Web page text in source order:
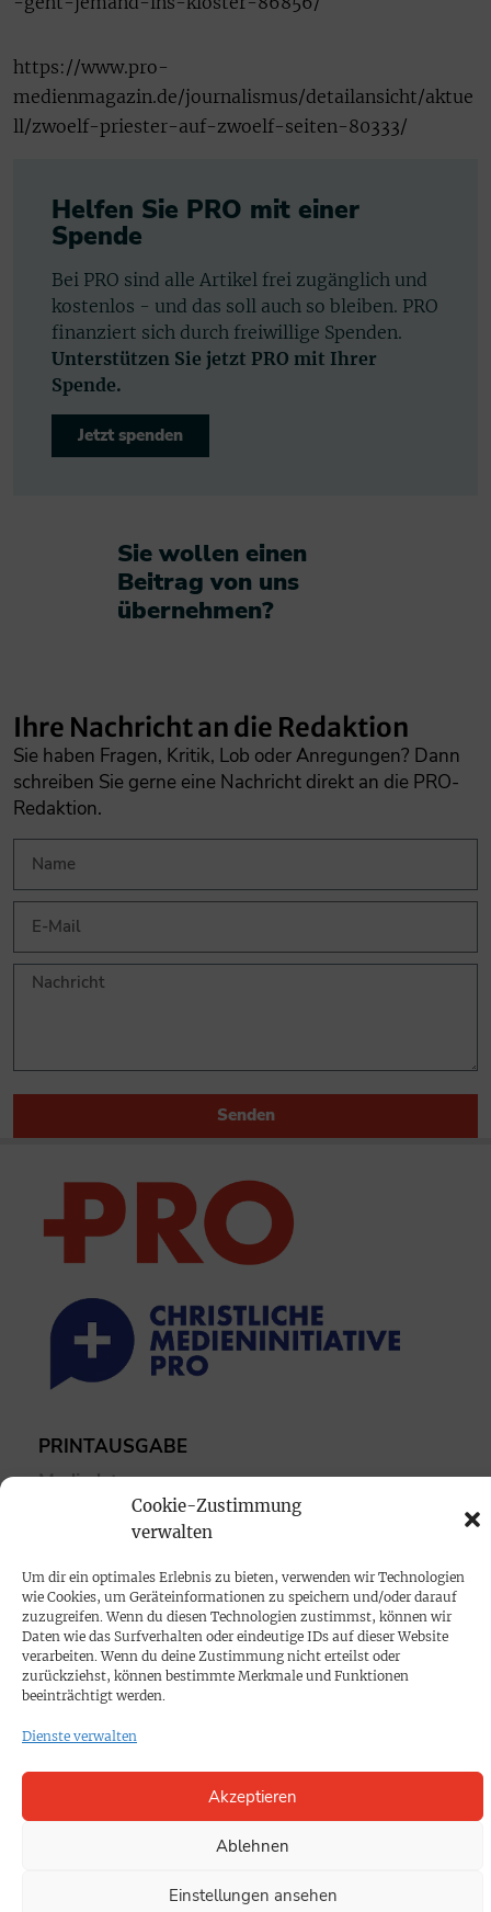
Cookie-Zustimmung
verwalten
Um dir ein optimales Erlebnis zu bieten, verwenden wir Technologien
wie Cookies, um Geräteinformationen zu speichern und/oder darauf
zuzugreifen. Wenn du diesen Technologien zustimmst, können wir
Daten wie das Surfverhalten oder eindeutige IDs auf dieser Website
verarbeiten. Wenn du deine Zustimmung nicht erteilst oder
zurückziehst, können bestimmte Merkmale und Funktionen
beeinträchtigt werden.
Dienste verwalten
Akzeptieren
Ablehnen
Einstellungen ansehen
https://www.pro-
medienmagazin.de/journalismus/detailansicht/aktue
ll/zwoelf-priester-auf-zwoelf-seiten-80333/
Helfen Sie PRO mit einer
Spende
Bei PRO sind alle Artikel frei zugänglich und
kostenlos - und das soll auch so bleiben. PRO
finanziert sich durch freiwillige Spenden.
Unterstützen Sie jetzt PRO mit Ihrer
Spende.
Jetzt spenden
Sie wollen einen
Beitrag von uns
übernehmen?​
Ihre Nachricht an die Redaktion
Sie haben Fragen, Kritik, Lob oder Anregungen? Dann
schreiben Sie gerne eine Nachricht direkt an die PRO-
Redaktion.
Senden
PRINTAUSGABE
Mediadaten
PROKOMPAKT
Impressum
SPENDEN
Datenschutz
KONTAKT
Cookie-Richtlinie